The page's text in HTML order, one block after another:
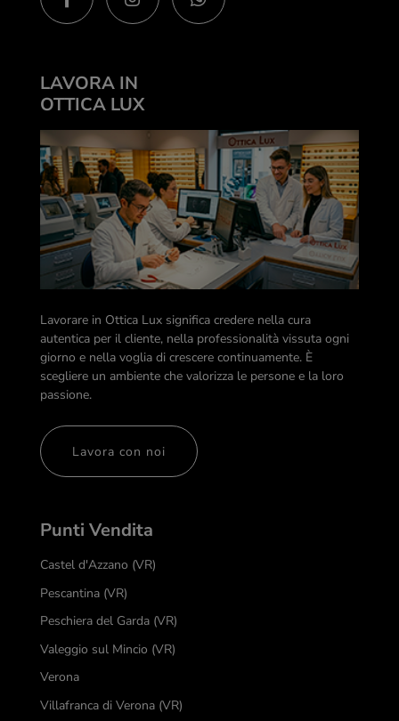
Punti Vendita
Castel d'Azzano (VR)
Pescantina (VR)
Peschiera del Garda (VR)
Valeggio sul Mincio (VR)
Verona
Villafranca di Verona (VR)
LAVORA IN
OTTICA LUX
Lavorare in Ottica Lux significa credere nella cura
autentica per il cliente, nella professionalità vissuta ogni
giorno e nella voglia di crescere continuamente. È
scegliere un ambiente che valorizza le persone e la loro
passione.
Lavora con noi